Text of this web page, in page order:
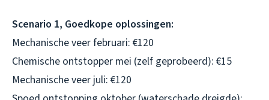
Scenario 1, Goedkope oplossingen:
Mechanische veer februari: €120
Chemische ontstopper mei (zelf geprobeerd): €15
Mechanische veer juli: €120